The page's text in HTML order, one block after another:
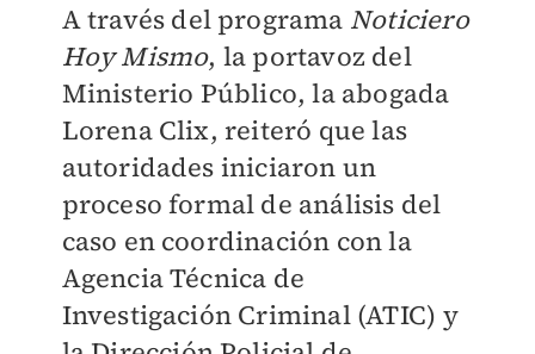
A través del programa Noticiero
Hoy Mismo, la portavoz del
Ministerio Público, la abogada
Lorena Clix, reiteró que las
autoridades iniciaron un
proceso formal de análisis del
caso en coordinación con la
Agencia Técnica de
Investigación Criminal (ATIC) y